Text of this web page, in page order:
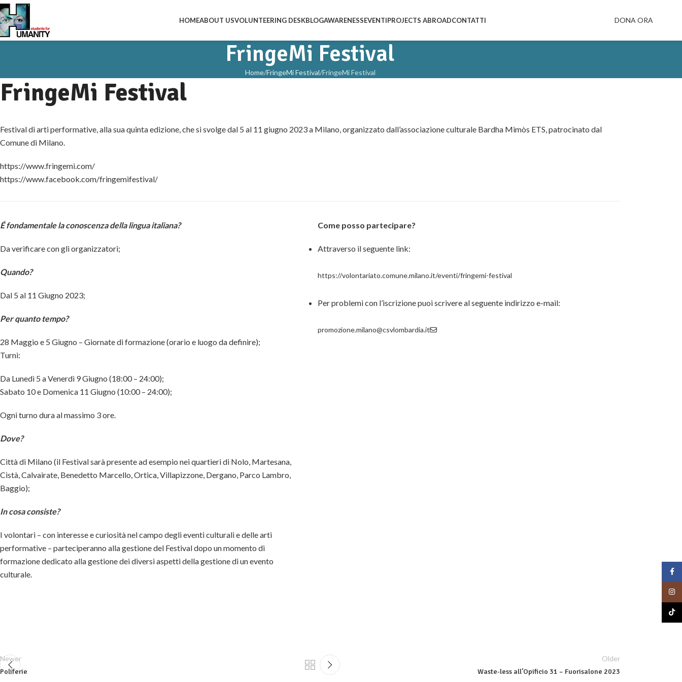
HOMEABOUT USVOLUNTEERING DESKBLOGAWARENESSEVENTIPROJECTS ABROADCONTATTI DONA ORA
FringeMi Festival
Home FringeMi Festival FringeMi Festival
FringeMi Festival
Festival di arti performative, alla sua quinta edizione, che si svolge dal 5 al 11 giugno 2023 a Milano, organizzato dall’associazione culturale Bardha Mimòs ETS, patrocinato dal
Comune di Milano.
https://www.fringemi.com/
https://www.facebook.com/fringemifestival/
É fondamentale la conoscenza della lingua italiana?
Da verificare con gli organizzatori;
Quando?
Dal 5 al 11 Giugno 2023;
Per quanto tempo?
28 Maggio e 5 Giugno – Giornate di formazione (orario e luogo da definire);
Turni:
Da Lunedì 5 a Venerdì 9 Giugno (18:00 – 24:00);
Sabato 10 e Domenica 11 Giugno (10:00 – 24:00);
Ogni turno dura al massimo 3 ore.
Dove?
Città di Milano (il Festival sarà presente ad esempio nei quartieri di Nolo, Martesana,
Cistà, Calvairate, Benedetto Marcello, Ortica, Villapizzone, Dergano, Parco Lambro,
Baggio);
In cosa consiste?
I volontari – con interesse e curiosità nel campo degli eventi culturali e delle arti
performative – parteciperanno alla gestione del Festival dopo un momento di
formazione dedicato alla gestione dei diversi aspetti della gestione di un evento
culturale.
Come posso partecipare?
Attraverso il seguente link:
https://volontariato.comune.milano.it/eventi/fringemi-festival
Per problemi con l’iscrizione puoi scrivere al seguente indirizzo e-mail:
promozione.milano@csvlombardia.it
Newer
Poliferie
Older
Waste-less all’Opificio 31 – Fuorisalone 2023